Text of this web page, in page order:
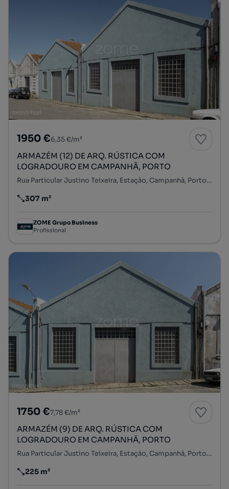
1950 €6,35 €/m²
ARMAZÉM (12) DE ARQ. RÚSTICA COM
LOGRADOURO EM CAMPANHÃ, PORTO
Rua Particular Justino Teixeira, Estação, Campanhã, Porto, Porto
Preço por metro quadrado
307 m²
ZOME Grupo Business
Profissional
1750 €7,78 €/m²
ARMAZÉM (9) DE ARQ. RÚSTICA COM
LOGRADOURO EM CAMPANHÃ, PORTO
Rua Particular Justino Teixeira, Estação, Campanhã, Porto, Porto
Preço por metro quadrado
225 m²